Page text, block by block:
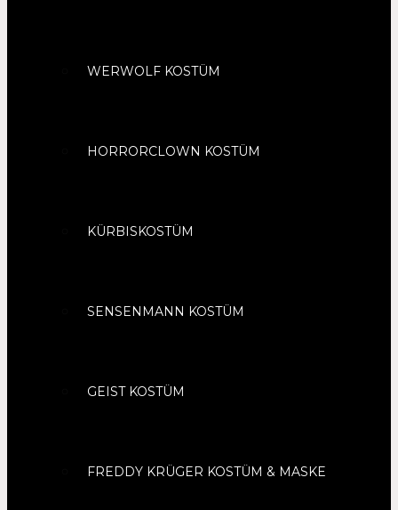
WERWOLF KOSTÜM
HORRORCLOWN KOSTÜM
KÜRBISKOSTÜM
SENSENMANN KOSTÜM
GEIST KOSTÜM
FREDDY KRÜGER KOSTÜM & MASKE